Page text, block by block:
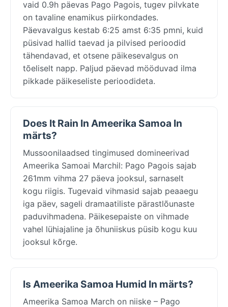
vaid 0.9h päevas Pago Pagois, tugev pilvkate
on tavaline enamikus piirkondades.
Päevavalgus kestab 6:25 amst 6:35 pmni, kuid
püsivad hallid taevad ja pilvised perioodid
tähendavad, et otsene päikesevalgus on
tõeliselt napp. Paljud päevad mööduvad ilma
pikkade päikeseliste perioodideta.
Does It Rain In Ameerika Samoa In
märts?
Mussoonilaadsed tingimused domineerivad
Ameerika Samoai Marchil: Pago Pagois sajab
261mm vihma 27 päeva jooksul, sarnaselt
kogu riigis. Tugevaid vihmasid sajab peaaegu
iga päev, sageli dramaatiliste pärastlõunaste
paduvihmadena. Päikesepaiste on vihmade
vahel lühiajaline ja õhuniiskus püsib kogu kuu
jooksul kõrge.
Is Ameerika Samoa Humid In märts?
Ameerika Samoa March on niiske – Pago